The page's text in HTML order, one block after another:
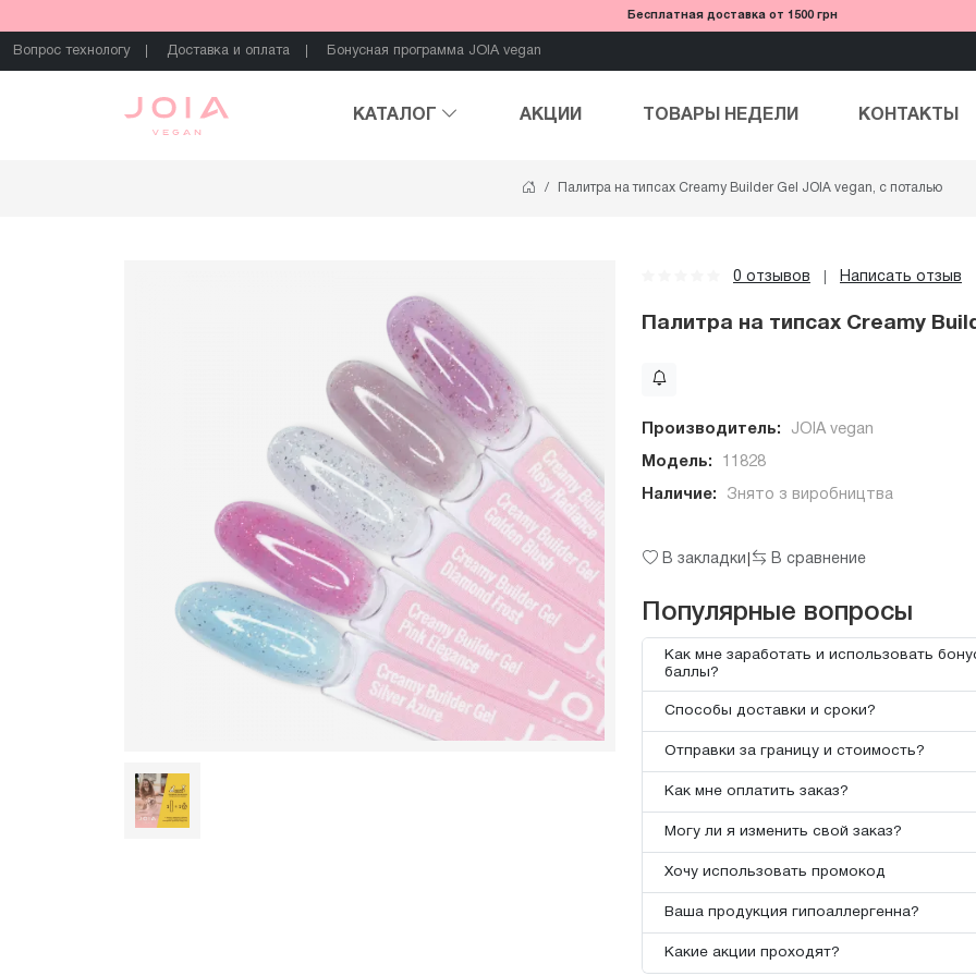
Бесплатная доставка от 1500 грн
Вопрос технологу Доставка и оплата Бонусная программа JOIA vegan
КАТАЛОГ АКЦИИ ТОВАРЫ НЕДЕЛИ КОНТАКТЫ
Палитра на типсах Creamy Builder Gel JOIA vegan, с поталью
0 отзывов Написать отзыв
Палитра на типсах Creamy
Производитель: JOIA vegan
Модель: 11828
Наличие: Знято з виробництва
В закладки В сравнение
Популярные вопросы
Как мне заработать и использовать
баллы?
Способы доставки и сроки?
Отправки за границу и стоимость?
Как мне оплатить заказ?
Могу ли я изменить свой заказ?
Хочу использовать промокод
Ваша продукция гипоаллергенна?
Какие акции проходят?